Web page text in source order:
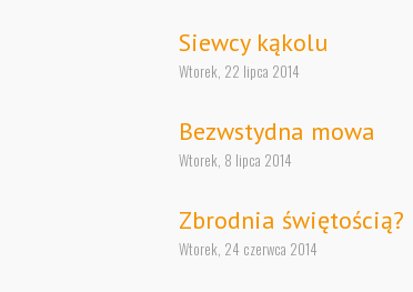
Siewcy kąkolu
Wtorek, 22 lipca 2014
Bezwstydna mowa
Wtorek, 8 lipca 2014
Zbrodnia świętością?
Wtorek, 24 czerwca 2014